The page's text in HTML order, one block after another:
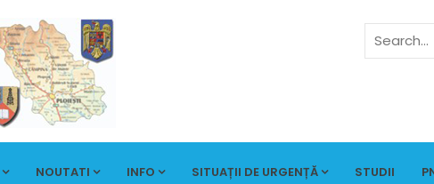
NOUTATI INFO SITUAȚII DE URGENȚĂ STUDII